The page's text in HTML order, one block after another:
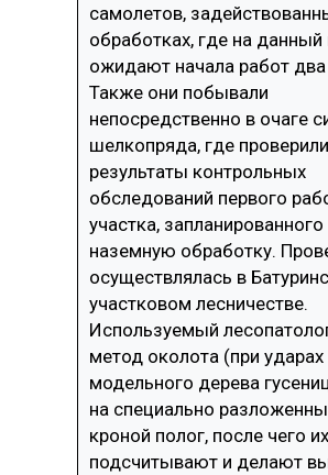
самолетов,
обработках, где на
ожидают начала работ
Также они побывали
непосредственно в очаге
шелкопряда, где проверили
результаты контрольных
обследований первого
участка,
наземную обработку.
осуществлялась в
участковом лесничестве.
Используемый
метод околота (при ударах
модельного дерева
на специально
кроной полог, после чего их
подсчитывают и делают